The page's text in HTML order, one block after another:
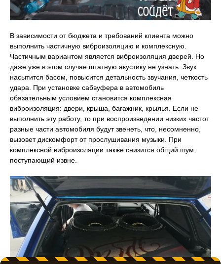
В зависимости от бюджета и требований клиента можно
выполнить частичную виброизоляцию и комплексную.
Частичным вариантом является виброизоляция дверей. Но
даже уже в этом случае штатную акустику не узнать. Звук
насытится басом, повысится детальность звучания, четкость
удара. При установке сабвуфера в автомобиль
обязательным условием становится комплексная
виброизоляция: двери, крыша, багажник, крылья. Если не
выполнить эту работу, то при воспроизведении низких частот
разные части автомобиля будут звенеть, что, несомненно,
вызовет дискомфорт от прослушивания музыки. При
комплексной виброизоляции также снизится общий шум,
поступающий извне.